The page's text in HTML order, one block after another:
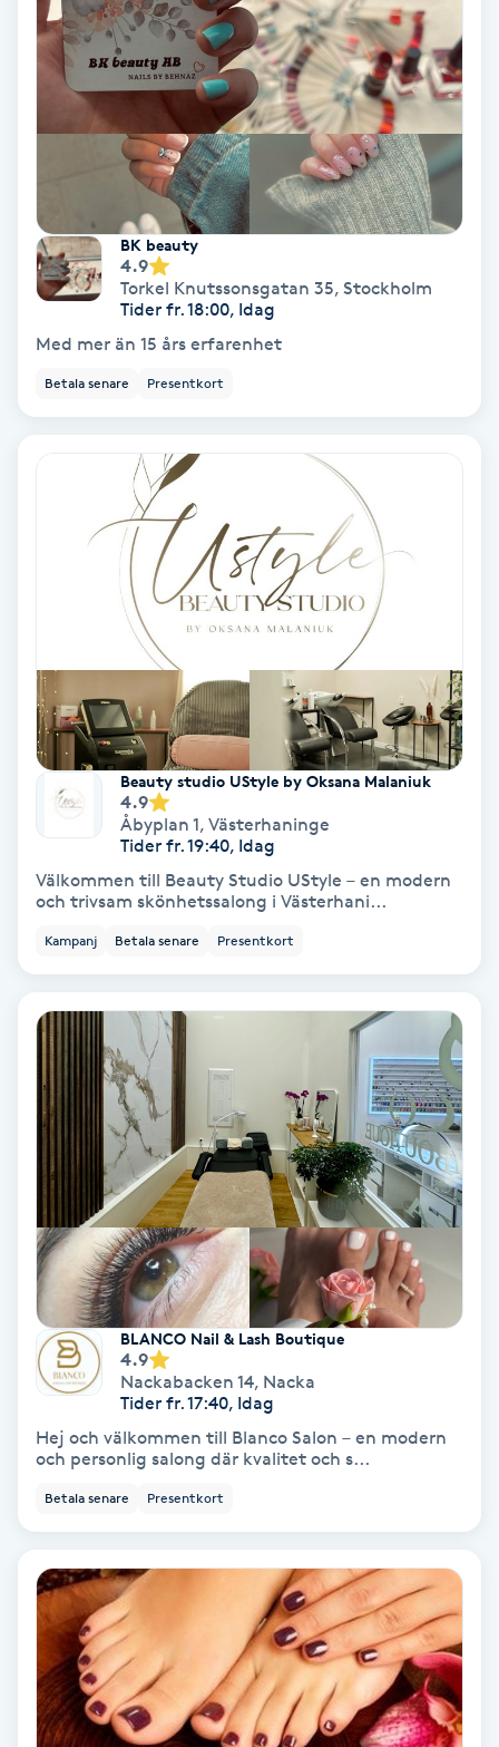
Diamantslipning
Enzympeeling
Extensions borttagning
Eyeliner-tatuering
Faceliftmassage
Fet hårbotten
Fettreducering
Fillers
Fotmassage
Fotsvamp
Fotvård
Fransborttagning
Fransfärgning
Fransförlängning
Fransförlängning Megavolym
Fransförlängning Volym
Fransk manikyr
Fransrengöring
Frekvensterapi
Friskvård
Friskvårdsmassage
Funktionsanalys
BK beauty
4.9
Torkel Knutssonsgatan 35, Stockholm
Tider fr. 18:00, Idag
Med mer än 15 års erfarenhet
Betala senare Presentkort
Beauty studio UStyle by Oksana Malaniuk
4.9
Åbyplan 1, Västerhaninge
Tider fr. 19:40, Idag
Välkommen till Beauty Studio UStyle – en modern
och trivsam skönhetssalong i Västerhani...
Kampanj Betala senare Presentkort
BLANCO Nail & Lash Boutique
4.9
Nackabacken 14, Nacka
Tider fr. 17:40, Idag
Hej och välkommen till Blanco Salon – en modern
och personlig salong där kvalitet och s...
Betala senare Presentkort